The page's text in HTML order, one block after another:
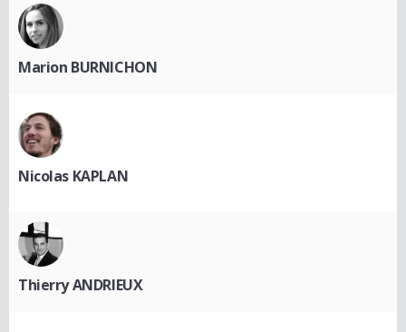
Marion BURNICHON
Nicolas KAPLAN
Thierry ANDRIEUX